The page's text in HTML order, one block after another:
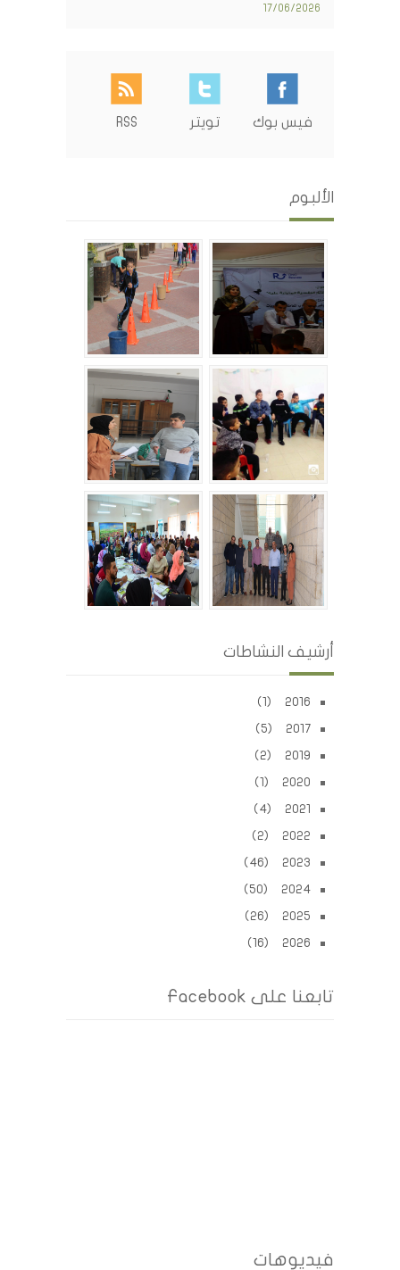
17/06/2026
فيس بوك تويتر RSS
الألبوم
أرشيف النشاطات
2016 (1)
2017 (5)
2019 (2)
2020 (1)
2021 (4)
2022 (2)
2023 (46)
2024 (50)
2025 (26)
2026 (16)
تابعنا على Facebook
فيديوهات